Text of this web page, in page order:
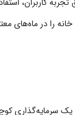
یک سرمایه‌گذاری